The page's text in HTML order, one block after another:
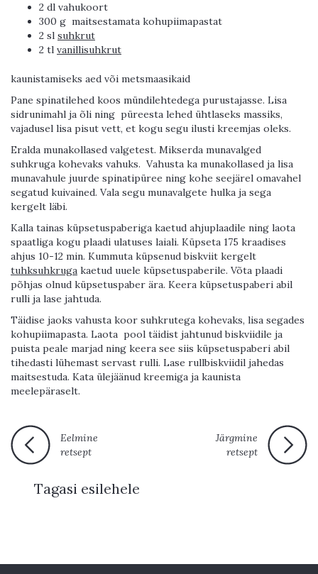
2 dl vahukoort
300 g maitsestamata kohupiimapastat
2 sl suhkrut
2 tl vanillisuhkrut
kaunistamiseks aed või metsmaasikaid
Pane spinatilehed koos mündilehtedega purustajasse. Lisa
sidrunimahl ja õli ning püreesta lehed ühtlaseks massiks,
vajadusel lisa pisut vett, et kogu segu ilusti kreemjas oleks.
Eralda munakollased valgetest. Mikserda munavalged
suhkruga kohevaks vahuks. Vahusta ka munakollased ja lisa
munavahule juurde spinatipüree ning kohe seejärel omavahel
segatud kuivained. Vala segu munavalgete hulka ja sega
kergelt läbi.
Kalla tainas küpsetuspaberiga kaetud ahjuplaadile ning laota
spaatliga kogu plaadi ulatuses laiali. Küpseta 175 kraadises
ahjus 10-12 min. Kummuta küpsenud biskviit kergelt
tuhksuhkruga kaetud uuele küpsetuspaberile. Võta plaadi
põhjas olnud küpsetuspaber ära. Keera küpsetuspaberi abil
rulli ja lase jahtuda.
Täidise jaoks vahusta koor suhkrutega kohevaks, lisa segades
kohupiimapasta. Laota pool täidist jahtunud biskviidile ja
puista peale marjad ning keera see siis küpsetuspaberi abil
tihedasti lühemast servast rulli. Lase rullbiskviidil jahedas
maitsestuda. Kata ülejäänud kreemiga ja kaunista
meelepäraselt.
Eelmine
retsept
Järgmine
retsept
Tagasi esilehele